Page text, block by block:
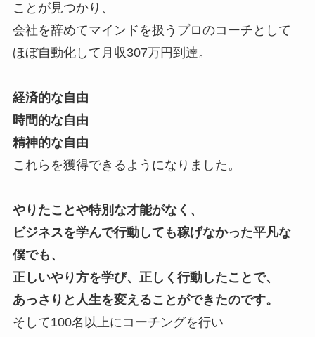
ことが見つかり、
会社を辞めてマインドを扱うプロのコーチとして
ほぼ自動化して月収307万円到達。
経済的な自由
時間的な自由
精神的な自由
これらを獲得できるようになりました。
やりたことや特別な才能がなく、
ビジネスを学んで行動しても稼げなかった平凡な
僕でも、
正しいやり方を学び、正しく行動したことで、
あっさりと人生を変えることができたのです。
そして100名以上にコーチングを行い